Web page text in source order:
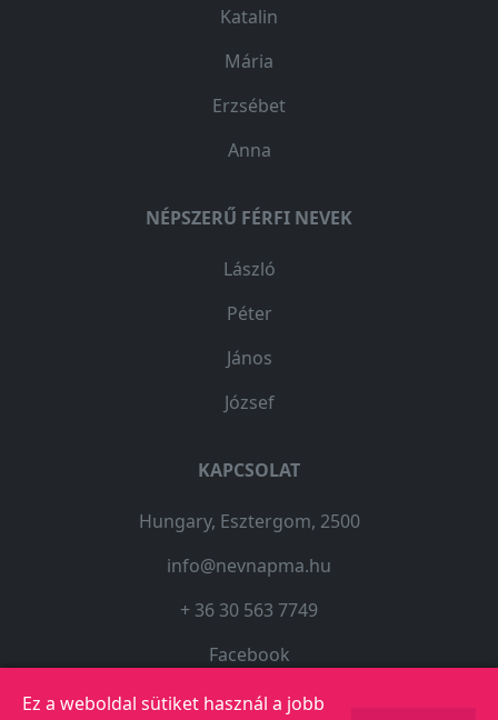
Ez a weboldal sütiket használ a jobb
Katalin
Mária
Erzsébet
Anna
NÉPSZERŰ FÉRFI NEVEK
László
Péter
János
József
KAPCSOLAT
Hungary, Esztergom, 2500
info@nevnapma.hu
+ 36 30 563 7749
Facebook